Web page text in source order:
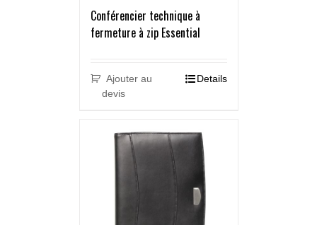
Conférencier technique à
fermeture à zip Essential
Ajouter au
devis
Details